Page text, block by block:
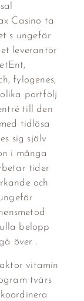
Casino ta
s ungefär
leverantör
fylogenes,
olika portfölj
till den
tidlösa
sig själv
i många
tider
och
belopp
över .
vitamin
tvärs